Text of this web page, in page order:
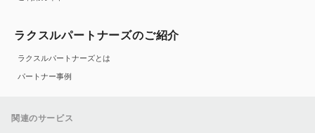
ラクスルパートナーズのご紹介
ラクスルパートナーズとは
パートナー事例
関連のサービス